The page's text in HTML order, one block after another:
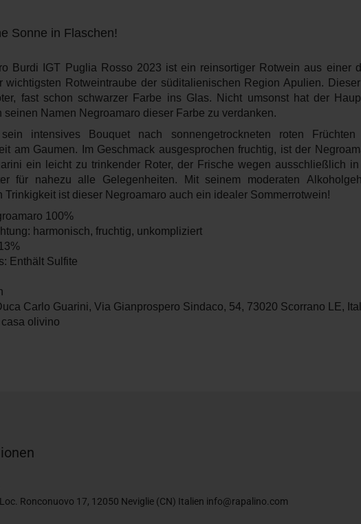
Sonne in Flaschen!
Burdi IGT Puglia Rosso 2023 ist ein reinsortiger Rotwein aus einer
wichtigsten Rotweintraube der süditalienischen Region Apulien.
fast schon schwarzer Farbe ins Glas. Nicht umsonst hat der
seinen Namen Negroamaro dieser Farbe zu verdanken.
intensives Bouquet nach sonnengetrockneten roten
am Gaumen. Im Geschmack ausgesprochen fruchtig, ist der
ein leicht zu trinkender Roter, der Frische wegen ausschließlich
für nahezu alle Gelegenheiten. Mit seinem moderaten
Trinkigkeit ist dieser Negroamaro auch ein idealer Sommerrotwein!
100%
harmonisch, fruchtig, unkompliziert
Enthält Sulfite
Carlo Guarini, Via Gianprospero Sindaco, 54, 73020 Scorrano LE,
olivino
Ronconuovo 17, 12050 Neviglie (CN) Italien info@rapalino.com